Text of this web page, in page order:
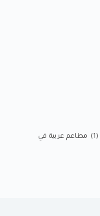
(1)
مطاعم عربية في